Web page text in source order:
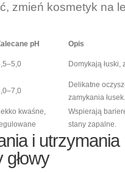
zmień kosmetyk na
pH
Opis
Domykają łuski,
Delikatne
zamykania łusek.
kwaśne,
Wspierają
stany zapalne.
i
głowy